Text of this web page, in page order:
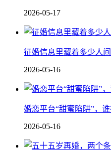
2026-05-17
征婚信息里藏着多少人
2026-05-16
婚恋平台“甜蜜陷阱”，
2026-05-16